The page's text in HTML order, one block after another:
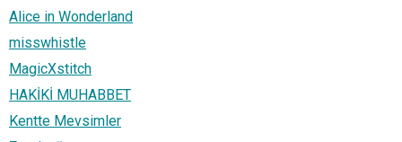
Alice in Wonderland
misswhistle
MagicXstitch
HAKİKİ MUHABBET
Kentte Mevsimler